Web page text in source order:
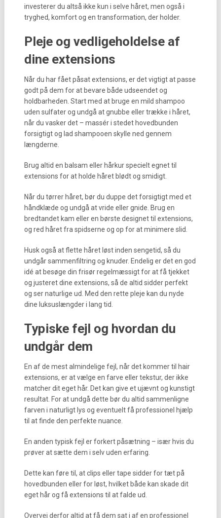
investerer du altså ikke kun i selve håret, men også i
tryghed, komfort og en transformation, der holder.
Pleje og vedligeholdelse af
dine extensions
Når du har fået påsat extensions, er det vigtigt at passe
godt på dem for at bevare både udseendet og
holdbarheden. Start med at bruge en mild shampoo
uden sulfater og undgå at gnubbe eller trække i håret,
når du vasker det – massér i stedet hovedbunden
forsigtigt og lad shampooen skylle ned gennem
længderne.
Brug altid en balsam eller hårkur specielt egnet til
extensions for at holde håret blødt og smidigt.
Når du tørrer håret, bør du duppe det forsigtigt med et
håndklæde og undgå at vride eller gnide. Brug en
bredtandet kam eller en børste designet til extensions,
og red håret fra spidserne og op for at minimere slid.
Husk også at flette håret løst inden sengetid, så du
undgår sammenfiltring og knuder. Endelig er det en god
idé at besøge din frisør regelmæssigt for at få tjekket
og justeret dine extensions, så de altid sidder perfekt
og ser naturlige ud. Med den rette pleje kan du nyde
dine luksuslængder i lang tid.
Typiske fejl og hvordan du
undgår dem
En af de mest almindelige fejl, når det kommer til hair
extensions, er at vælge en farve eller tekstur, der ikke
matcher dit eget hår. Det kan give et ujævnt og kunstigt
resultat. For at undgå dette bør du altid sammenligne
farven i naturligt lys og eventuelt få professionel hjælp
til at finde den perfekte nuance.
En anden typisk fejl er forkert påsætning – især hvis du
prøver at sætte dem i selv uden erfaring.
Dette kan føre til, at clips eller tape sidder for tæt på
hovedbunden eller for løst, hvilket både kan skade dit
eget hår og få extensions til at falde ud.
Overvej derfor altid at få dem sat i af en professionel